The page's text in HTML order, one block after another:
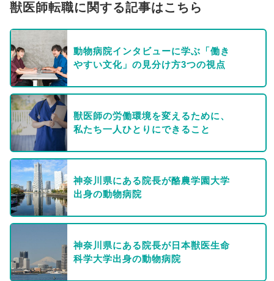
獣医師転職に関する記事はこちら
動物病院インタビューに学ぶ「働き
やすい文化」の見分け方3つの視点
獣医師の労働環境を変えるために、
私たち一人ひとりにできること
神奈川県にある院長が酪農学園大学
出身の動物病院
神奈川県にある院長が日本獣医生命
科学大学出身の動物病院